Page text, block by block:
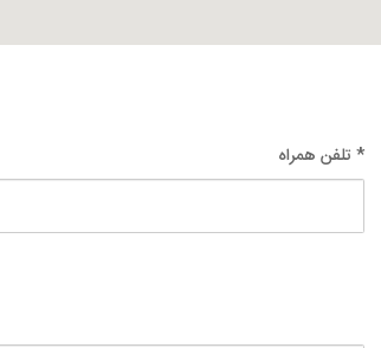
* تلفن همراه